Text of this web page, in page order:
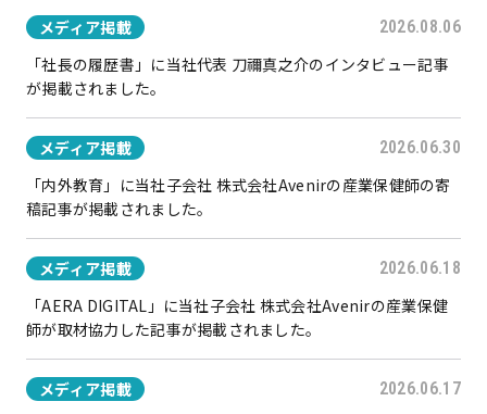
メディア掲載 2026.08.06
「社長の履歴書」に当社代表 刀禰真之介のインタビュー記事
が掲載されました。
メディア掲載 2026.06.30
「内外教育」に当社子会社 株式会社Avenirの産業保健師の寄
稿記事が掲載されました。
メディア掲載 2026.06.18
「AERA DIGITAL」に当社子会社 株式会社Avenirの産業保健
師が取材協力した記事が掲載されました。
メディア掲載 2026.06.17